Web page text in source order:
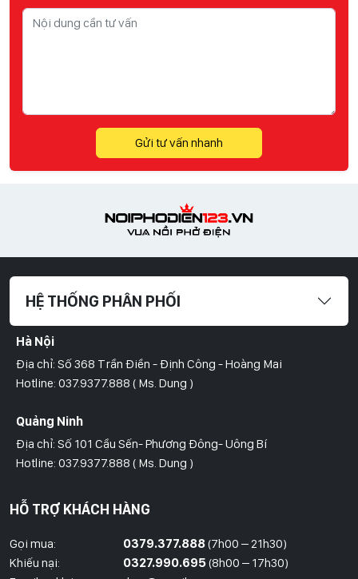
Gửi tư vấn nhanh
HỆ THỐNG PHÂN PHỐI
Hà Nội
Địa chỉ: Số 368 Trần Điền - Định Công - Hoàng Mai
Hotline: 037.9377.888 ( Ms. Dung )
Quảng Ninh
Địa chỉ: Số 101 Cầu Sến- Phương Đông- Uông Bí
Hotline: 037.9377.888 ( Ms. Dung )
Hồ Chí Minh
Hotline: 09786.01.388 ( Mr. Huy )
HỖ TRỢ KHÁCH HÀNG
Gọi mua: 0379.377.888(7h00 – 21h30)
Khiếu nại:
0327.990.695(8h00 – 17h30)